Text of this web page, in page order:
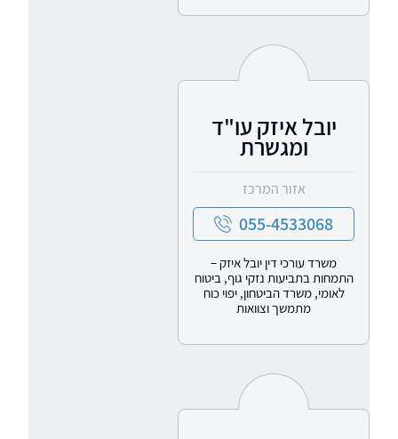
יובל איזק עו"ד
ומגשרת
אזור המרכז
055-4533068
משרד עורכי דין יובל איזק –
התמחות בתביעות נזקי גוף, ביטוח
לאומי, משרד הביטחון, יפוי כוח
מתמשך וצוואות